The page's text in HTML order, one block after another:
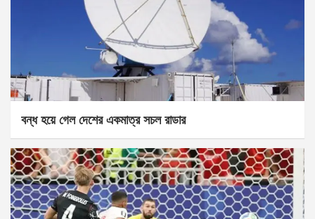
বন্ধ হয়ে গেল দেশের একমাত্র সচল রাডার